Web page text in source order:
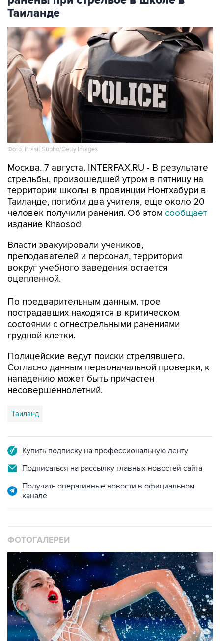
Фото: Prasit Supho/Getty Images
Москва. 7 августа. INTERFAX.RU - В результате
территории школы в провинции Нонтхабури в
Таиланде, погибли два учителя, еще около 20
человек получили ранения. Об этомсообщает
издание Khaosod.
Власти эвакуировали учеников,
вокруг учебного заведения остается
оцепленной.
По предварительным данным, трое
состоянии с огнестрельными ранениями
грудной клетки.
Полицейские ведут поиски стрелявшего.
нападению может быть причастен
несовершеннолетний.
Таиланд
Подписаться на рассылку главных новостей сайта
Получать оперативные новости в официальном